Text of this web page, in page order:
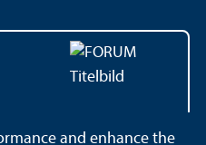
and enhance the